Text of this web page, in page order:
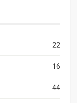
22
16
44